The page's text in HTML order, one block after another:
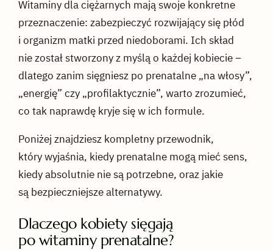
Witaminy dla ciężarnych mają swoje konkretne
przeznaczenie: zabezpieczyć rozwijający się płód
i organizm matki przed niedoborami. Ich skład
nie został stworzony z myślą o każdej kobiecie –
dlatego zanim sięgniesz po prenatalne „na włosy”,
„energię” czy „profilaktycznie”, warto zrozumieć,
co tak naprawdę kryje się w ich formule.
Poniżej znajdziesz kompletny przewodnik,
który wyjaśnia, kiedy prenatalne mogą mieć sens,
kiedy absolutnie nie są potrzebne, oraz jakie
są bezpieczniejsze alternatywy.
Dlaczego kobiety sięgają
po witaminy prenatalne?